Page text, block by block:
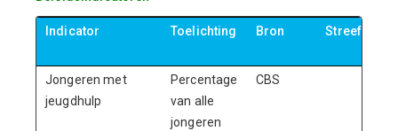
Indicator Toelichting Bron
Jongeren met
jeugdhulp
Percentage
van alle
jongeren
CBS